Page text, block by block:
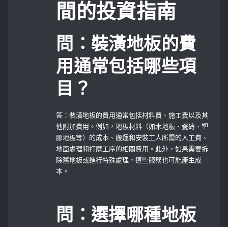
間的投資指南
問：裝潢地板的費
用通常包括哪些項
目？
答：裝潢地板的費用通常包括材料費、施工費以及其
他附加費用。例如，地板材料（如木地板、瓷磚、塑
膠地板等）的成本、搬運和安裝工人所需的人工費、
地面處理和打磨工序的相關費用。此外，如果需要拆
除舊地板或進行特殊處理，這些服務也可能產生成
本。
問：選擇哪種地板